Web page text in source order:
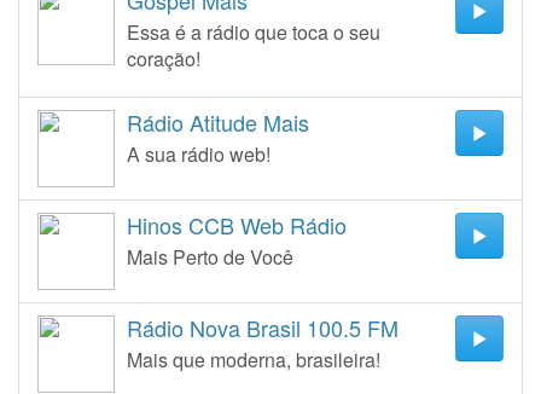
Essa é a rádio que toca o seu
coração!
Rádio Atitude Mais
A sua rádio web!
Hinos CCB Web Rádio
Mais Perto de Você
Rádio Nova Brasil 100.5 FM
Mais que moderna, brasileira!